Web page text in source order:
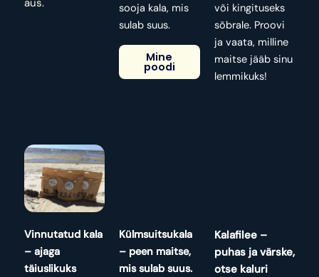
sooja kala, mis
sulab suus.
Mine
poodi
või kingituseks
sõbrale. Proovi
ja vaata, milline
maitse jääb sinu
lemmikuks!
Vinnutatud kala
– ajaga
täiuslikuks
Külmsuitsukala
– peen maitse,
mis sulab suus.
Kalafilee –
puhas ja värske,
otse kaluri